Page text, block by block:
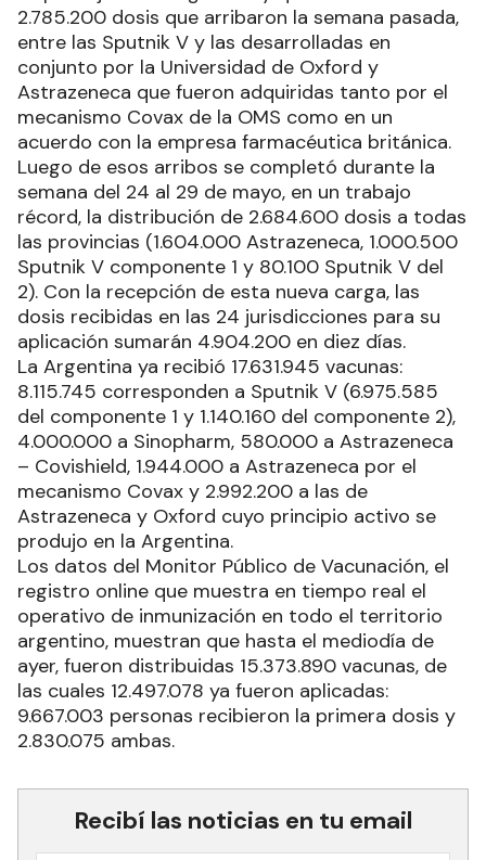
2.785.200 dosis que arribaron la semana pasada,
entre las Sputnik V y las desarrolladas en
conjunto por la Universidad de Oxford y
Astrazeneca que fueron adquiridas tanto por el
mecanismo Covax de la OMS como en un
acuerdo con la empresa farmacéutica británica.
Luego de esos arribos se completó durante la
semana del 24 al 29 de mayo, en un trabajo
récord, la distribución de 2.684.600 dosis a todas
las provincias (1.604.000 Astrazeneca, 1.000.500
Sputnik V componente 1 y 80.100 Sputnik V del
2). Con la recepción de esta nueva carga, las
dosis recibidas en las 24 jurisdicciones para su
aplicación sumarán 4.904.200 en diez días.
La Argentina ya recibió 17.631.945 vacunas:
8.115.745 corresponden a Sputnik V (6.975.585
del componente 1 y 1.140.160 del componente 2),
4.000.000 a Sinopharm, 580.000 a Astrazeneca
– Covishield, 1.944.000 a Astrazeneca por el
mecanismo Covax y 2.992.200 a las de
Astrazeneca y Oxford cuyo principio activo se
produjo en la Argentina.
Los datos del Monitor Público de Vacunación, el
registro online que muestra en tiempo real el
operativo de inmunización en todo el territorio
argentino, muestran que hasta el mediodía de
ayer, fueron distribuidas 15.373.890 vacunas, de
las cuales 12.497.078 ya fueron aplicadas:
9.667.003 personas recibieron la primera dosis y
2.830.075 ambas.
Recibí las noticias en tu email